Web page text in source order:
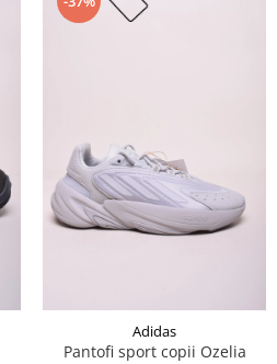
Adidas
Pantofi sport copii Ozelia